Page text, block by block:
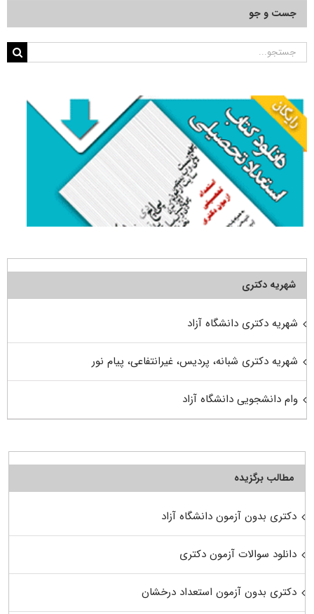
جست و جو
جستجو
شهریه دکتری
شهریه دکتری دانشگاه آزاد
شهریه دکتری شبانه، پردیس، غیرانتفاعی، پیام نور
وام دانشجویی دانشگاه آزاد
مطالب برگزیده
دکتری بدون آزمون دانشگاه آزاد
دانلود سوالات آزمون دکتری
دکتری بدون آزمون استعداد درخشان